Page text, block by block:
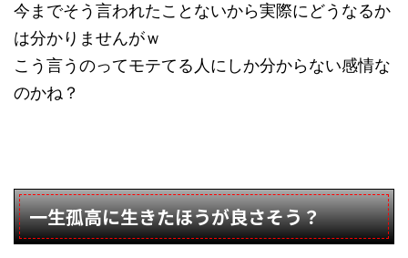
今までそう言われたことないから実際にどうなるか
は分かりませんがｗ
こう言うのってモテてる人にしか分からない感情な
のかね？
一生孤高に生きたほうが良さそう？